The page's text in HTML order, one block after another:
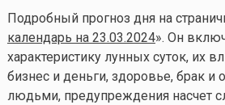
Подробный прогноз дня на
календарь на 23.03.2024». Он
характеристику лунных суток, их
бизнес и деньги, здоровье, брак и
людьми, предупреждения насчет